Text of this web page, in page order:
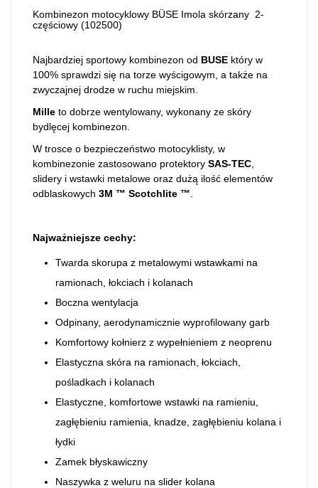
Kombinezon motocyklowy BÜSE Imola skórzany 2-
częściowy (102500)
Najbardziej sportowy kombinezon od BUSE który w
100% sprawdzi się na torze wyścigowym, a także na
zwyczajnej drodze w ruchu miejskim.
Mille to dobrze wentylowany, wykonany ze skóry
bydlęcej kombinezon.
W trosce o bezpieczeństwo motocyklisty, w
kombinezonie zastosowano protektory SAS-TEC
slidery i wstawki metalowe oraz dużą ilość elementów
odblaskowych 3M ™ Scotchlite ™
Najważniejsze cechy:
Twarda skorupa z metalowymi wstawkami na
ramionach, łokciach i kolanach
Boczna wentylacja
Odpinany, aerodynamicznie wyprofilowany garb
Komfortowy kołnierz z wypełnieniem z neoprenu
Elastyczna skóra na ramionach, łokciach,
pośladkach i kolanach
Elastyczne, komfortowe wstawki na ramieniu,
zagłębieniu ramienia, knadze, zagłębieniu kolana i
łydki
Zamek błyskawiczny
Naszywka z weluru na slider kolana